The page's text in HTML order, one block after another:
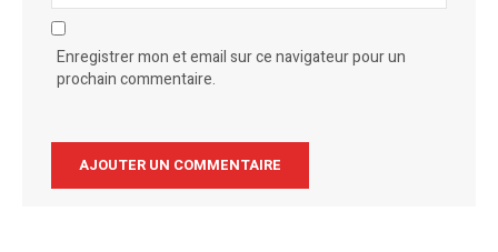
Enregistrer mon et email sur ce navigateur pour un
prochain commentaire.